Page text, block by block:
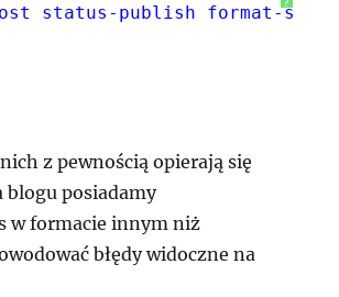
?
status-publish format-
z pewnością opierają się
blogu posiadamy
w formacie innym niż
błędy widoczne na
z WordPress?”